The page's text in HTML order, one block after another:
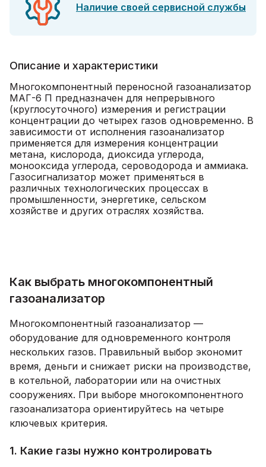
Наличие своей сервисной службы
Описание и характеристики
Многокомпонентный переносной газоанализатор
МАГ-6 П предназначен для непрерывного
(круглосуточного) измерения и регистрации
концентрации до четырех газов одновременно. В
зависимости от исполнения газоанализатор
применяется для измерения концентрации
метана, кислорода, диоксида углерода,
монооксида углерода, сероводорода и аммиака.
Газосигнализатор может применяться в
различных технологических процессах в
промышленности, энергетике, сельском
хозяйстве и других отраслях хозяйства.
Как выбрать многокомпонентный
газоанализатор
Многокомпонентный газоанализатор —
оборудование для одновременного контроля
нескольких газов. Правильный выбор экономит
время, деньги и снижает риски на производстве,
в котельной, лаборатории или на очистных
сооружениях. При выборе многокомпонентного
газоанализатора ориентируйтесь на четыре
ключевых критерия.
1. Какие газы нужно контролировать